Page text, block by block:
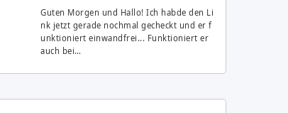
Guten Morgen und Hallo! Ich habde den Li
nk jetzt gerade nochmal gecheckt und er f
unktioniert einwandfrei... Funktioniert er
auch bei…